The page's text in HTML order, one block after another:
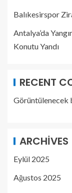
Balıkesirspor
Antalya’da
Konutu Yandı
RECENT
Görüntülenecek
ARCHIVES
Eylül 2025
Ağustos 2025